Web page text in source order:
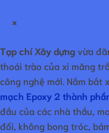
×
Tạp chí Xây dựngvừa
thoái trào của xi măng
công nghệ mới. Nắm bắt
mạch Epoxy 2 thành
đầu của các nhà thầu,
đối, không bong tróc,